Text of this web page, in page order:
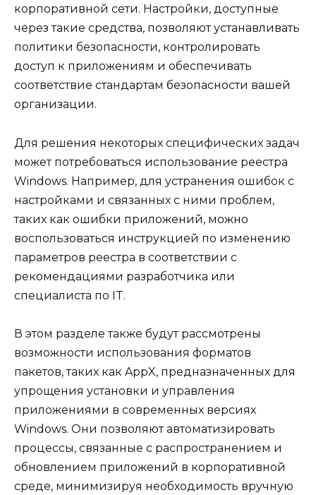
корпоративной сети. Настройки, доступные
через такие средства, позволяют устанавливать
политики безопасности, контролировать
доступ к приложениям и обеспечивать
соответствие стандартам безопасности вашей
организации.
Для решения некоторых специфических задач
может потребоваться использование реестра
Windows. Например, для устранения ошибок с
настройками и связанных с ними проблем,
таких как ошибки приложений, можно
воспользоваться инструкцией по изменению
параметров реестра в соответствии с
рекомендациями разработчика или
специалиста по IT.
В этом разделе также будут рассмотрены
возможности использования форматов
пакетов, таких как AppX, предназначенных для
упрощения установки и управления
приложениями в современных версиях
Windows. Они позволяют автоматизировать
процессы, связанные с распространением и
обновлением приложений в корпоративной
среде, минимизируя необходимость вручную